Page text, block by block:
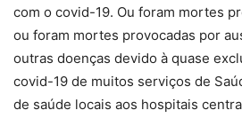
com o covid-19. Ou foram mortes
ou foram mortes provocadas por
outras doenças devido à quase
covid-19 de muitos serviços de
de saúde locais aos hospitais